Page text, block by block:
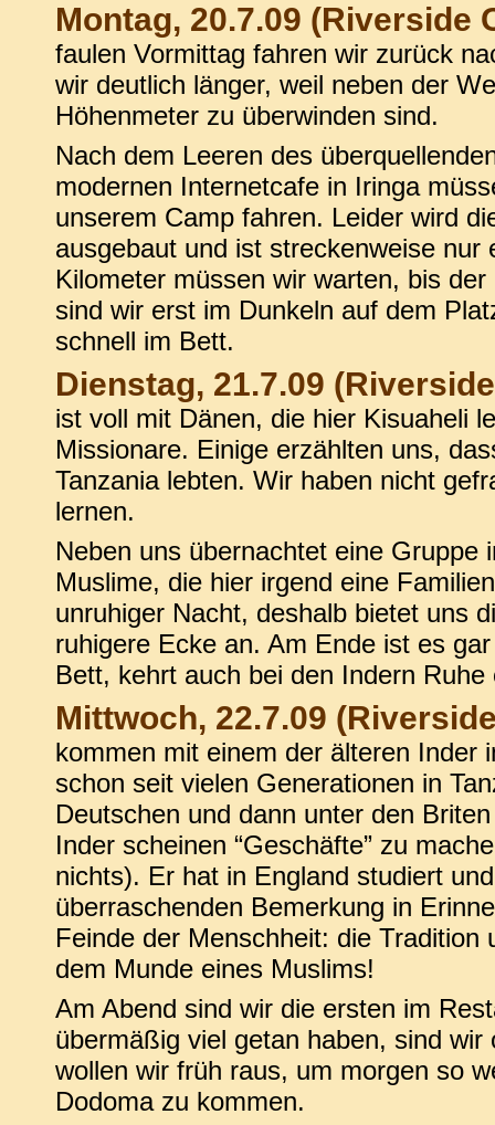
Montag, 20.7.09 (Riverside
faulen Vormittag fahren wir zurück
wir deutlich länger, weil neben der
Höhenmeter zu überwinden sind.
Nach dem Leeren des
modernen Internetcafe in Iringa
unserem Camp fahren. Leider wird
ausgebaut und ist streckenweise nur
Kilometer müssen wir warten, bis
sind wir erst im Dunkeln auf dem
schnell im Bett.
Dienstag, 21.7.09
ist voll mit Dänen, die hier Kisuaheli
Missionare. Einige erzählten uns,
Tanzania lebten. Wir haben nicht
lernen.
Neben uns übernachtet eine Gruppe
Muslime, die hier irgend eine
unruhiger Nacht, deshalb bietet uns
ruhigere Ecke an. Am Ende ist es
Bett, kehrt auch bei den Indern Ruhe
Mittwoch, 22.7.09
kommen mit einem der älteren Inder
schon seit vielen Generationen in
Deutschen und dann unter den
Inder scheinen “Geschäfte” zu
nichts). Er hat in England studiert
überraschenden Bemerkung in
Feinde der Menschheit: die Tradition
dem Munde eines Muslims!
Am Abend sind wir die ersten im
übermäßig viel getan haben, sind
wollen wir früh raus, um morgen so
Dodoma zu kommen.